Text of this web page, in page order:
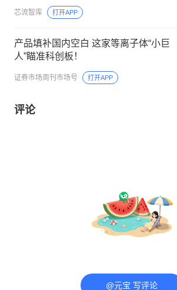
芯流智库 打开APP
产品填补国内空白 这家等离子体“小巨
人”瞄准科创板！
证券市场周刊市场号 打开APP
评论
@元宝 写评论